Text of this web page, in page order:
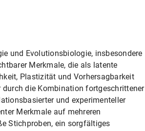
und Evolutionsbiologie, insbesondere
Merkmale, die als latente
Plastizität und Vorhersagbarkeit
durch die Kombination fortgeschrittener
und experimenteller
Merkmale auf mehreren
Stichproben, ein sorgfältiges